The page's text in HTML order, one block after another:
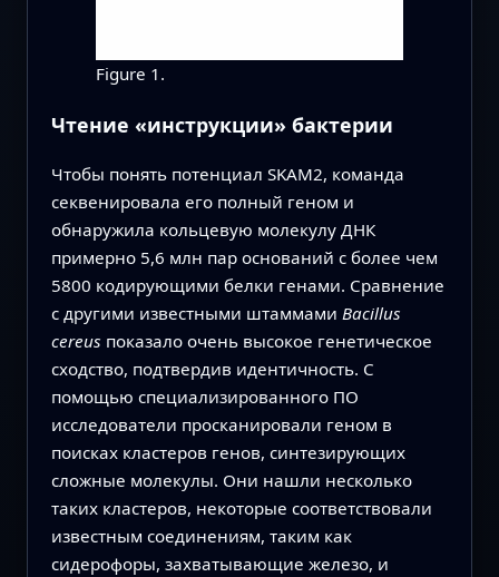
Figure 1.
Чтение «инструкции» бактерии
Чтобы понять потенциал SKAM2, команда
секвенировала его полный геном и
обнаружила кольцевую молекулу ДНК
примерно 5,6 млн пар оснований с более чем
5800 кодирующими белки генами. Сравнение
с другими известными штаммами Bacillus
cereus показало очень высокое генетическое
сходство, подтвердив идентичность. С
помощью специализированного ПО
исследователи просканировали геном в
поисках кластеров генов, синтезирующих
сложные молекулы. Они нашли несколько
таких кластеров, некоторые соответствовали
известным соединениям, таким как
сидерофоры, захватывающие железо, и